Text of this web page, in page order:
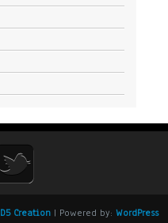
D5 Creation| Powered by: WordPress